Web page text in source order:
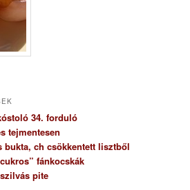
34. forduló
tejmentesen
bukta, ch csökkentett lisztből
fánkocskák
pite